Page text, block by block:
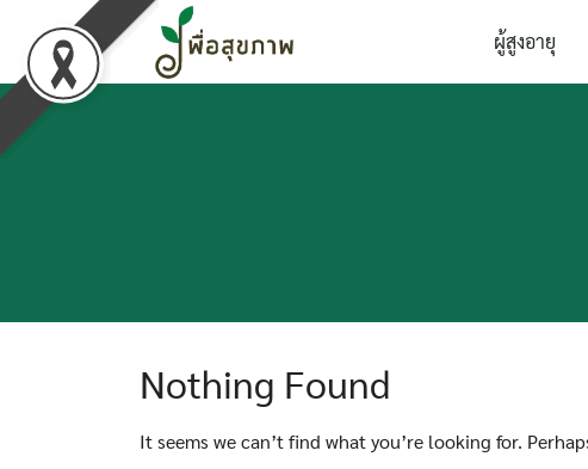
content
ผู้สูงอายุ
Nothing Found
It seems we can’t find what you’re looking for.